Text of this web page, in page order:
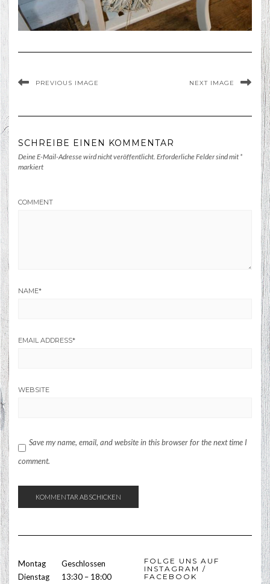
PREVIOUS IMAGE NEXT IMAGE
SCHREIBE EINEN KOMMENTAR
Deine E-Mail-Adresse wird nicht veröffentlicht. Erforderliche Felder sind mit *
markiert
COMMENT
NAME*
EMAIL ADDRESS*
WEBSITE
Save my name, email, and website in this browser for the next time I
comment.
Montag
Geschlossen
Dienstag
13:30 – 18:00
FOLGE UNS AUF
INSTAGRAM /
FACEBOOK